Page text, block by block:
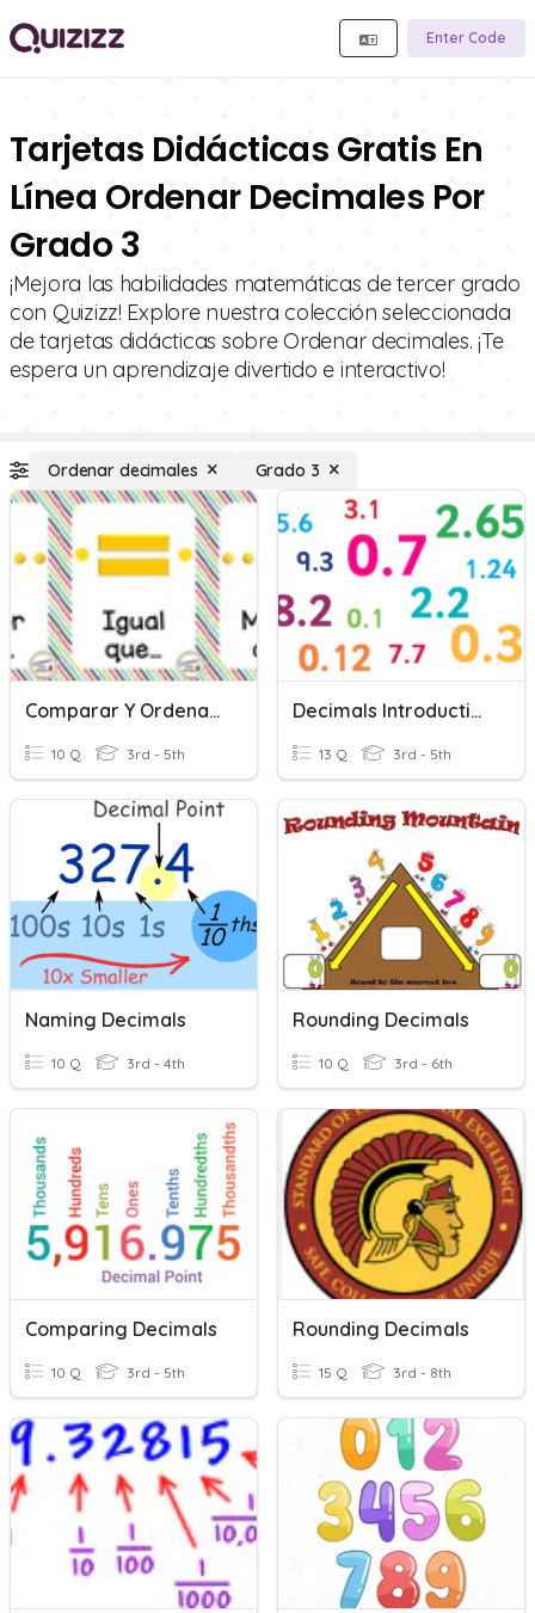
Enter Code
Tarjetas Didácticas Gratis En
Línea Ordenar Decimales Por
Grado 3
¡Mejora las habilidades matemáticas de tercer grado
con Quizizz! Explore nuestra colección seleccionada
de tarjetas didácticas sobre Ordenar decimales. ¡Te
espera un aprendizaje divertido e interactivo!
Ordenar decimales Grado 3
Comparar Y Ordenar Números Enteros Y Decimales
10 Q 3rd - 5th
Decimals Introduction
13 Q 3rd - 5th
Naming Decimals
10 Q 3rd - 4th
Rounding Decimals
10 Q 3rd - 6th
Comparing Decimals
10 Q 3rd - 5th
Rounding Decimals
15 Q 3rd - 8th